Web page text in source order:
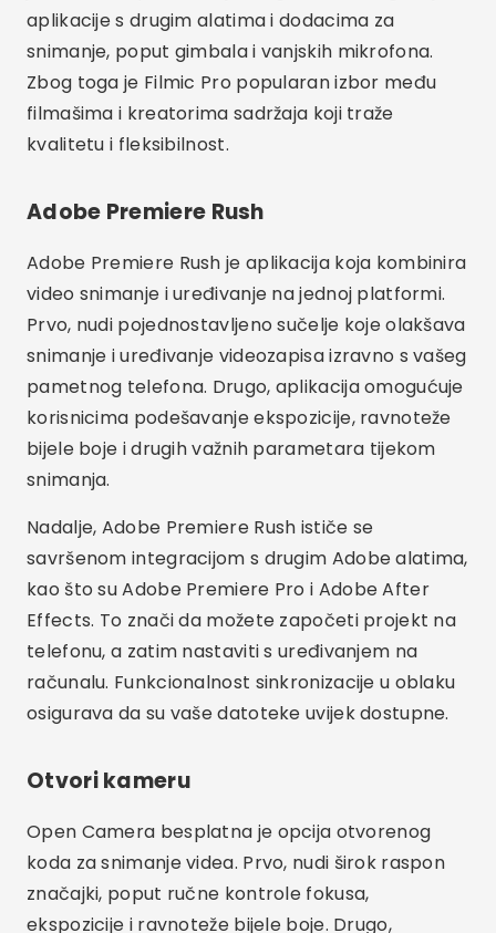
video snimanje i uređivanje na jednoj platformi.
Prvo, nudi pojednostavljeno sučelje koje olakšava
snimanje i uređivanje videozapisa izravno s vašeg
pametnog telefona. Drugo, aplikacija omogućuje
korisnicima podešavanje ekspozicije, ravnoteže
snimanja.
Nadalje, Adobe Premiere Rush ističe se
savršenom integracijom s drugim Adobe alatima,
kao što su Adobe Premiere Pro i Adobe After
Effects. To znači da možete započeti projekt na
telefonu, a zatim nastaviti s uređivanjem na
računalu. Funkcionalnost sinkronizacije u oblaku
osigurava da su vaše datoteke uvijek dostupne.
Open Camera besplatna je opcija otvorenog
koda za snimanje videa. Prvo, nudi širok raspon
značajki, poput ručne kontrole fokusa,
ekspozicije i ravnoteže bijele boje. Drugo,
aplikacija podržava snimanje visoke razlučivosti i
omogućuje prilagodbu raznih postavki kao što su
Oglašavanje - SpotAds
konfigurabilna, dopuštajući korisnicima da
prilagode gotovo svaki aspekt video snimanja. To
ga čini izvrsnim izborom za one koji žele moćan